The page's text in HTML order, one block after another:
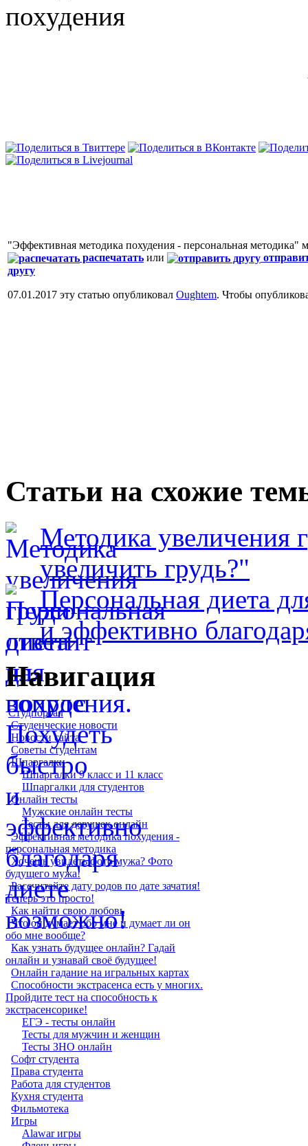
"Эффективная методика похудения - персональная методика"
распечатать или
другу
07.01.2017 эту статью опубликовал Oughtem. Чтобы
Статьи на схожие
Методика увеличения
увеличить грудь?"
Персональная диета
и эффективно
Навигация
Студпортал
Студенческие новости
Новости сайта
Советы студентам
Шпаргалки
Шпаргалки 9 класс и 11 класс
Шпаргалки для студентов
Онлайн тесты
Мужские онлайн тесты
Тесты для девушек онлайн
Эффективная методика похудения -
персональная методика
Хочешь увидеть фото мужа? Фото
будущего мужа!
Рассчитайте дату родов по дате зачатия!
Теперь это просто!
Как найти свою любовь
Что он думает обо мне и думает ли он
обо мне вообще?
Как узнать будущее онлайн? Гадай
онлайн и узнавай своё будущее!
Онлайн гадание на игральных картах
Способности экстрасенса есть у многих.
Пройдите тест на способность к
экстрасенсорике!
ЕГЭ - тесты онлайн
Тесты для мужчин и женщин
Тесты ЗНО онлайн
Софт студента
Права студента
Работа для студентов
Кухня студента
Фильмотека
Игры
Alawar игры